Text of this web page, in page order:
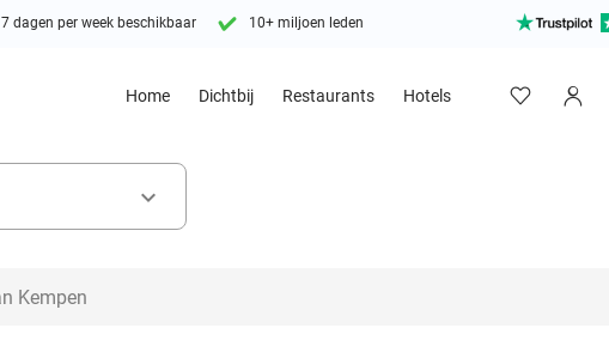
7 dagen per week beschikbaar 10+ miljoen leden
Home Dichtbij Restaurants Hotels
keyboard_arrow_down